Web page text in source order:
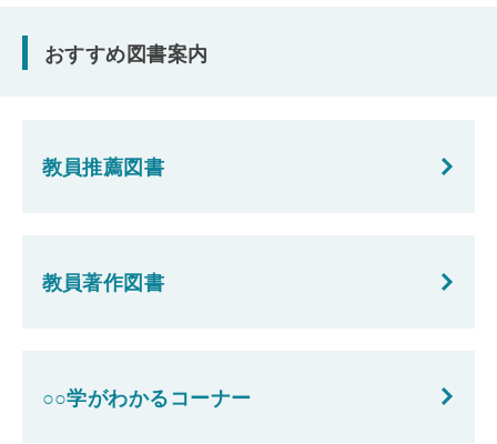
おすすめ図書案内
教員推薦図書
教員著作図書
○○学がわかるコーナー